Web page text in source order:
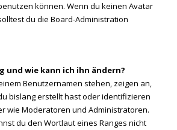
können. Wenn du keinen Avatar
du die Board-Administration
und wie kann ich ihn ändern?
Benutzernamen stehen, zeigen an,
bislang erstellt hast oder identifizieren
wie Moderatoren und Administratoren.
du den Wortlaut eines Ranges nicht